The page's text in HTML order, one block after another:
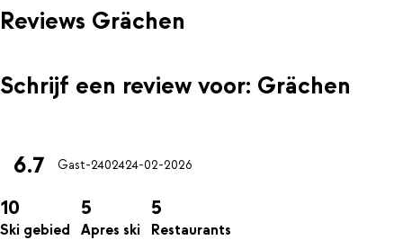
Reviews Grächen
Schrijf een review voor: Grächen
6.7 Gast-2402424-02-2026
10
Ski gebied
5
Apres ski
5
Restaurants